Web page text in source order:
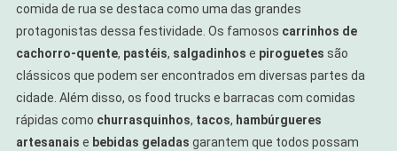
comida de rua se destaca como uma das grandes
protagonistas dessa festividade. Os famosos carrinhos de
cachorro-quente, pastéis, salgadinhos e piroguetes são
clássicos que podem ser encontrados em diversas partes da
cidade. Além disso, os food trucks e barracas com comidas
rápidas como churrasquinhos, tacos, hambúrgueres
artesanais e bebidas geladas garantem que todos possam